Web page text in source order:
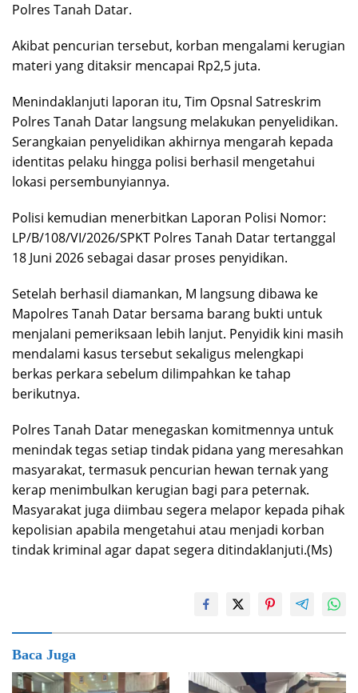
Polres Tanah Datar.
Akibat pencurian tersebut, korban mengalami kerugian
materi yang ditaksir mencapai Rp2,5 juta.
Menindaklanjuti laporan itu, Tim Opsnal Satreskrim
Polres Tanah Datar langsung melakukan penyelidikan.
Serangkaian penyelidikan akhirnya mengarah kepada
identitas pelaku hingga polisi berhasil mengetahui
lokasi persembunyiannya.
Polisi kemudian menerbitkan Laporan Polisi Nomor:
LP/B/108/VI/2026/SPKT Polres Tanah Datar tertanggal
18 Juni 2026 sebagai dasar proses penyidikan.
Setelah berhasil diamankan, M langsung dibawa ke
Mapolres Tanah Datar bersama barang bukti untuk
menjalani pemeriksaan lebih lanjut. Penyidik kini masih
mendalami kasus tersebut sekaligus melengkapi
berkas perkara sebelum dilimpahkan ke tahap
berikutnya.
Polres Tanah Datar menegaskan komitmennya untuk
menindak tegas setiap tindak pidana yang meresahkan
masyarakat, termasuk pencurian hewan ternak yang
kerap menimbulkan kerugian bagi para peternak.
Masyarakat juga diimbau segera melapor kepada pihak
kepolisian apabila mengetahui atau menjadi korban
tindak kriminal agar dapat segera ditindaklanjuti.(Ms)
Baca Juga